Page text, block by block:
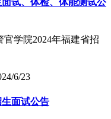
学院2024年福建省招
6/23
面试公告